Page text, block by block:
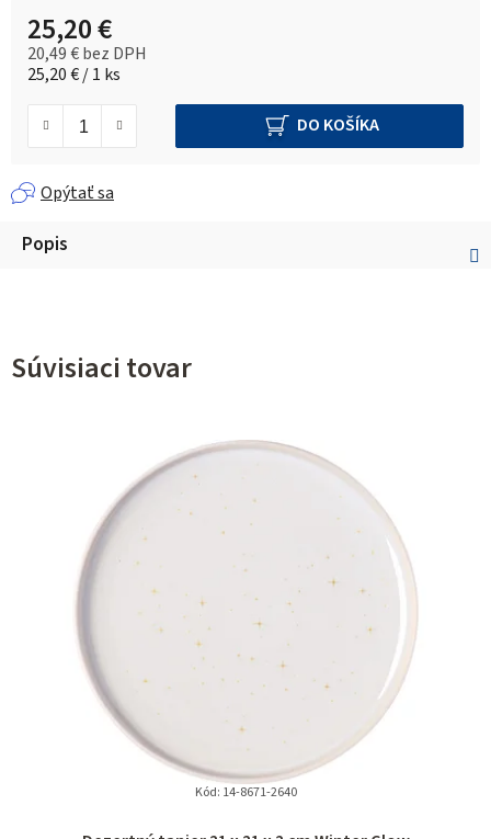
25,20 €
20,49 € bez DPH
Jednotková cena:
25,20 € / 1 ks
DO KOŠÍKA
Opýtať sa
Popis
Súvisiaci tovar
Kód: 14-8671-2640